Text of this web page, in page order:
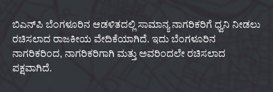
ಬಿಎನ್‌ಪಿ ಬೆಂಗಳೂರಿನ ಆಡಳಿತದಲ್ಲಿ ಸಾಮಾನ್ಯ ನಾಗರಿಕರಿಗೆ ಧ್ವನಿ ನೀಡಲು
ರಚಿಸಲಾದ ರಾಜಕೀಯ ವೇದಿಕೆಯಾಗಿದೆ. ಇದು ಬೆಂಗಳೂರಿನ
ನಾಗರಿಕರಿಂದ, ನಾಗರಿಕರಿಗಾಗಿ ಮತ್ತು ಅವರಿಂದಲೇ ರಚಿಸಲಾದ
ಪಕ್ಷವಾಗಿದೆ.